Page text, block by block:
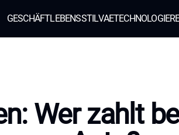
GESCHÄFTLEBENSSTILVAETECHNOLOGIE
Wer zahlt